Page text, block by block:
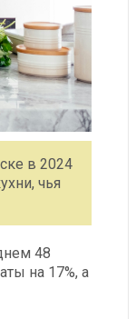
в 2024
чья
48
на 17%, а